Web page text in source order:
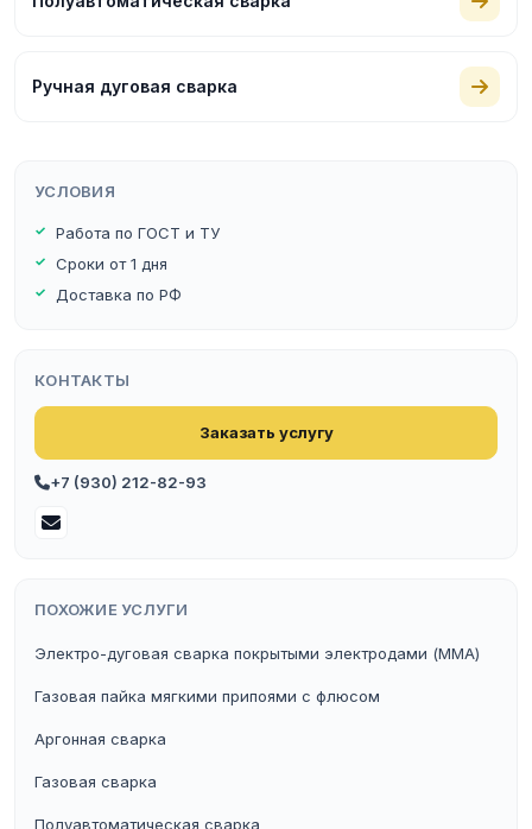
Ручная дуговая сварка
УСЛОВИЯ
Работа по ГОСТ и ТУ
Сроки от 1 дня
Доставка по РФ
КОНТАКТЫ
Заказать услугу
+7 (930) 212-82-93
ПОХОЖИЕ УСЛУГИ
Электро-дуговая сварка покрытыми электродами (ММА)
Газовая пайка мягкими припоями с флюсом
Аргонная сварка
Газовая сварка
Полуавтоматическая сварка